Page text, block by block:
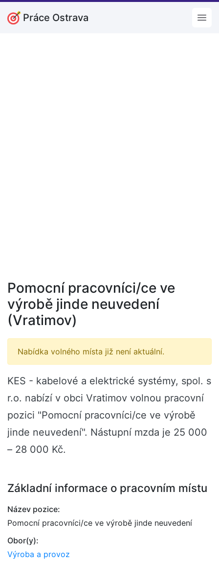
Práce Ostrava
Pomocní pracovníci/ce ve
výrobě jinde neuvedení
(Vratimov)
Nabídka volného místa již není aktuální.
KES - kabelové a elektrické systémy, spol. s
r.o. nabízí v obci Vratimov volnou pracovní
pozici "Pomocní pracovníci/ce ve výrobě
jinde neuvedení". Nástupní mzda je 25 000
– 28 000 Kč.
Základní informace o pracovním místu
Název pozice:
Pomocní pracovníci/ce ve výrobě jinde neuvedení
Obor(y):
Výroba a provoz